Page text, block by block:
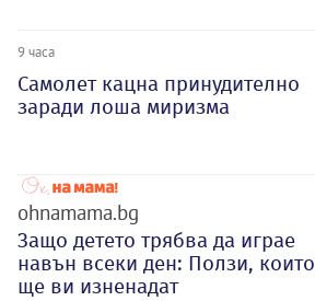
9 часа
Самолет кацна принудително
заради лоша миризма
ohnamama.bg
Защо детето трябва да играе
навън всеки ден: Ползи, които
ще ви изненадат